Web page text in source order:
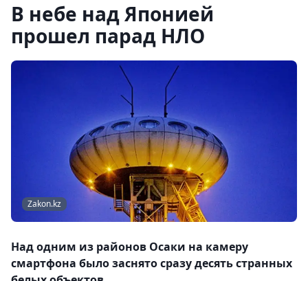
В небе над Японией
прошел парад НЛО
Zakon.kz
Над одним из районов Осаки на камеру
смартфона было заснято сразу десять странных